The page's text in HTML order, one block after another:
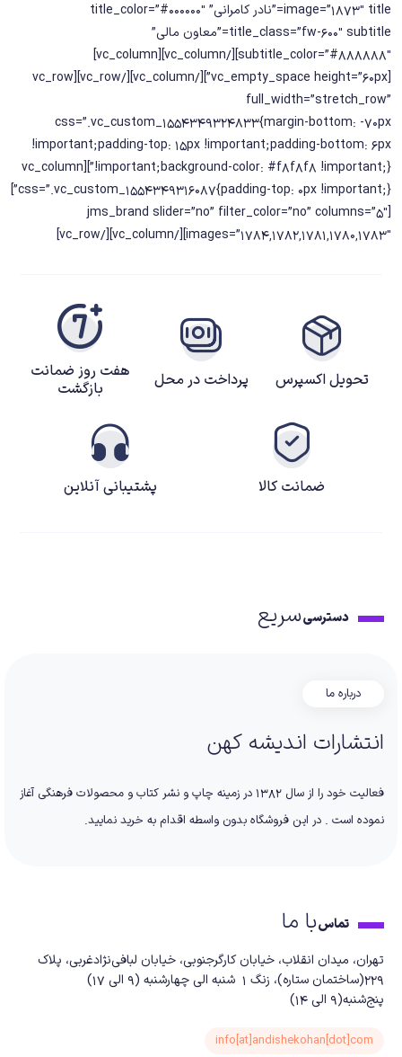
image=”1873″ title=”نادر کامرانی” title_color=”#000000″
title_class=”fw-600″ subtitle=”معاون مالی”
subtitle_color=”#888888″][/vc_column][vc_column]
[vc_empty_space height=”60px”][/vc_column][/vc_row][vc_row
full_width=”stretch_row”
css=”.vc_custom_1554349324833{margin-bottom: -70px
!important;padding-top: 15px !important;padding-bottom: 6px
!important;background-color: #f8f8f8 !important;}”][vc_column
css=”.vc_custom_1554349316087{padding-top: 0px !important;}”]
[jms_brand slider=”no” filter_color=”no” columns=”5″
images=”1784,1782,1781,1780,1783″][/vc_column][/vc_row]
تحویل اکسپرس پرداخت در محل
هفت روز ضمانت
بازگشت
ضمانت کالا پشتیبانی آنلاین
دسترسیسریع
درباره ما
انتشارات اندیشه کهن
فعالیت خود را از سال 1382 در زمینه چاپ و نشر کتاب و محصولات فرهنگی آغاز
نموده است . در این فروشگاه بدون واسطه اقدام به خرید نمایید.
تماسبا ما
تهران، میدان انقلاب، خیابان کارگرجنوبی، خیابان لبافی‌نژادغربی، پلاک
229(ساختمان ستاره)، زنگ 1 شنبه الی چهارشنبه (9 الی 17)
پنج‌شنبه(9 الی 14)
info[at]andishekohan[dot]com